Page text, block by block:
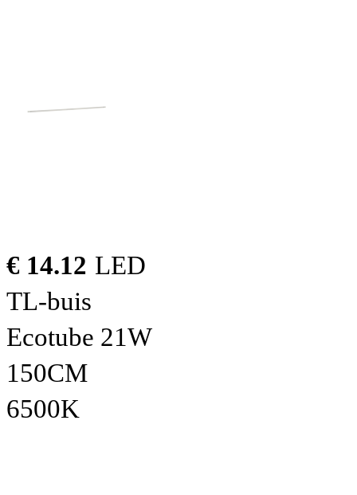
€ 14.12 LED
TL-buis
Ecotube 21W
150CM
6500K